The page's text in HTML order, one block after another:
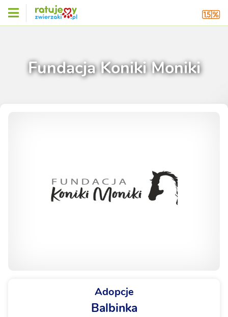
Fundacja Koniki Moniki
Adopcje
Balbinka